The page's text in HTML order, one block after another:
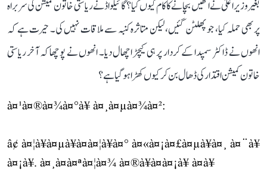
بغیر وزیر اعلیٰ نے انھیں بچانے کا کام کیوں کیا؟ گائیکواڈ نے ریاستی خاتون کمیشن کی سربراہ
پر بھی حملہ کیا، جو پھلٹن گئیں، لیکن متاثرہ کنبہ سے ملاقات نہیں کی۔ حیرت ہے کہ
انھوں نے ڈاکٹر سمپدا کے کردار پر ہی کیچڑ اچھال دیا۔ انھوں نے پوچھا کہ آخر ریاستی
خاتون کمیشن اقتدار کی ڈھال بن کر کیوں کھڑا ہو گیا ہے؟
à¤¹à¤®à¤¾à¤°à¥ à¤¸à¤µà¤¾à¤²:
â¢ à¤¦à¥à¤µà¥à¤à¤¦à¥à¤° à¤«à¤¡à¤£à¤µà¥à¤¸ à¤¨à¥
à¤¡à¥. à¤¸à¤à¤ªà¤¦à¤¾ à¤®à¥à¤à¤¡à¥ à¤à¥